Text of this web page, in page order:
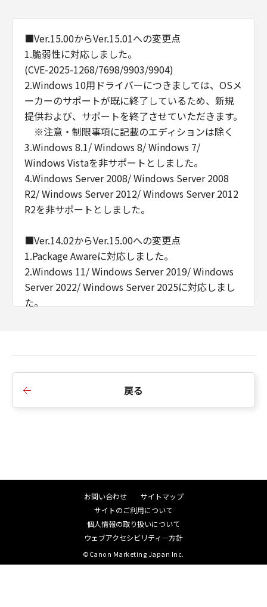
■Ver.15.00からVer.15.01への変更点
1.脆弱性に対応しました。
(CVE-2025-1268/7698/9903/9904)
2.Windows 10用ドライバーにつきましては、OSメ
ーカーのサポートが既に終了しているため、新規
提供および、サポートを終了させていただきます。
※注意・制限事項に記載のエディションは除く
3.Windows 8.1/ Windows 8/ Windows 7/
Windows Vistaを非サポートとしました。
4.Windows Server 2008/ Windows Server 2008
R2/ Windows Server 2012/ Windows Server 2012
R2を非サポートとしました。
■Ver.14.02からVer.15.00への変更点
1.Package Awareに対応しました。
2.Windows 11/ Windows Server 2019/ Windows
Server 2022/ Windows Server 2025に対応しまし
た。
対応しました。
3.XenDesktop7.5/ XenApp7.5に対応しました。
3.Windows 8/ Windows Server 2012に対応しまし
4.iWMAからダウンロードしたドライバーをインス
トールするとエラーが発生する不具合に対応しま
した。
戻る
お問い合わせ
サイトマップ
サイトのご利用について
個人情報の取り扱いについて
ウェブアクセシビリティ―方針
©Canon Marketing Japan Inc.